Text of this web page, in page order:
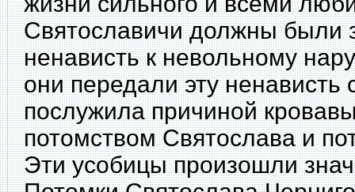
Святославичи должны были
ненависть к невольному
они передали эту
послужила причиной
потомством Святослава и
Эти усобицы произошли